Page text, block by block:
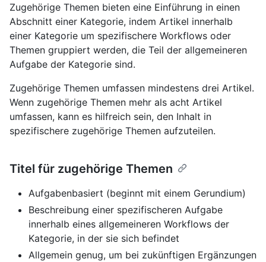
Zugehörige Themen bieten eine Einführung in einen
Abschnitt einer Kategorie, indem Artikel innerhalb
einer Kategorie um spezifischere Workflows oder
Themen gruppiert werden, die Teil der allgemeineren
Aufgabe der Kategorie sind.
Zugehörige Themen umfassen mindestens drei Artikel.
Wenn zugehörige Themen mehr als acht Artikel
umfassen, kann es hilfreich sein, den Inhalt in
spezifischere zugehörige Themen aufzuteilen.
Titel für zugehörige Themen
Aufgabenbasiert (beginnt mit einem Gerundium)
Beschreibung einer spezifischeren Aufgabe
innerhalb eines allgemeineren Workflows der
Kategorie, in der sie sich befindet
Allgemein genug, um bei zukünftigen Ergänzungen